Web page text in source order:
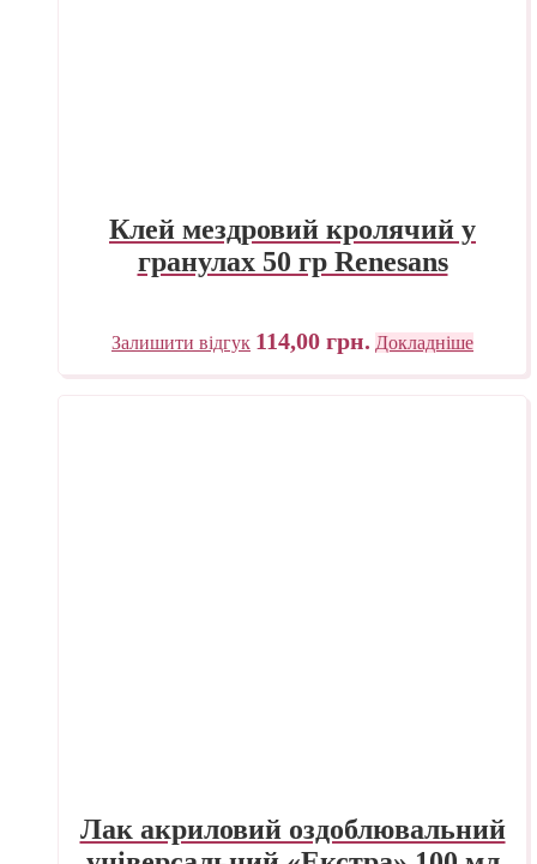
Клей мездровий кролячий у
гранулах 50 гр Renesans
Залишити відгук 114,00 грн. Докладніше
Лак акриловий оздоблювальний